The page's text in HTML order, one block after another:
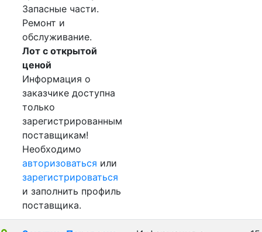
Запасные части.
Ремонт и
обслуживание.
Лот с открытой
ценой
Информация о
заказчике доступна
только
зарегистрированным
поставщикам!
Необходимо
авторизоваться или
зарегистрироваться
и заполнить профиль
поставщика.